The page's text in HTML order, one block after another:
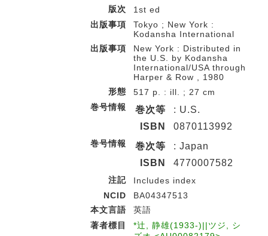
版次
1st ed
出版事項
Tokyo ; New York :
Kodansha International
出版事項
New York : Distributed in
the U.S. by Kodansha
International/USA through
Harper & Row , 1980
形態
517 p. : ill. ; 27 cm
巻号情報
巻次等
: U.S.
ISBN
0870113992
巻号情報 巻次等
: Japan
ISBN
4770007582
注記
Includes index
NCID
BA04347513
本文言語
英語
著者標目
*辻, 静雄(1933-)||ツジ, シ